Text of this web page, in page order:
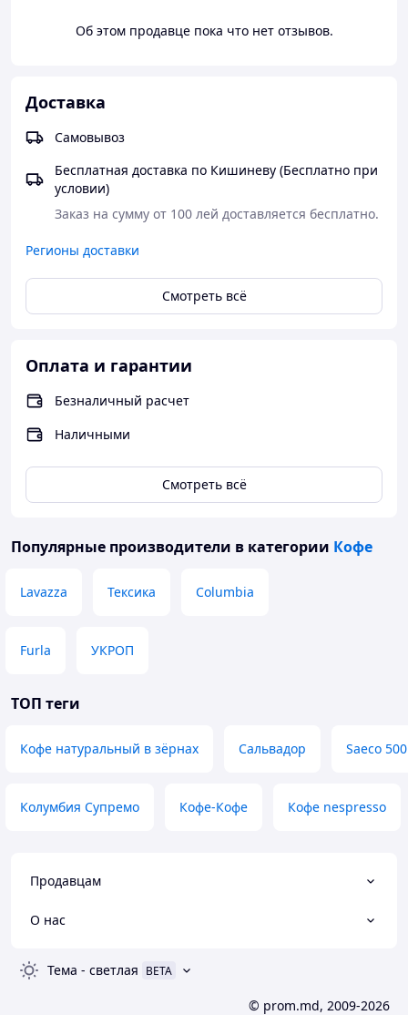
Об этом продавце пока что нет отзывов.
Доставка
Самовывоз
Бесплатная доставка по Кишиневу (Бесплатно при
условии)
Заказ на сумму от 100 лей доставляется бесплатно.
Регионы доставки
Смотреть всё
Оплата и гарантии
Безналичный расчет
Наличными
Смотреть всё
Популярные производители в категории Кофе
Lavazza Тексика Columbia
Furla УКРОП
ТОП теги
Кофе натуральный в зёрнах Сальвадор Saeco 500
Колумбия Супремо Кофе-Кофе Кофе nespresso
Продавцам
О нас
Тема - светлая BETA
© prom.md, 2009-2026